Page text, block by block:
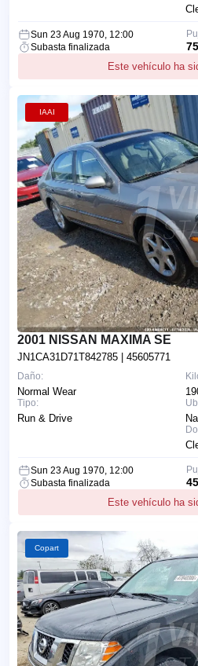
Sun 23 Aug 1970, 12:00
Subasta finalizada
Este vehículo ha
IAAI
2001 NISSAN MAXIMA SE
JN1CA31D71T842785 | 45605771
Daño:
Normal Wear
Tipo:
Run & Drive
Sun 23 Aug 1970, 12:00
Subasta finalizada
Este vehículo ha
Copart